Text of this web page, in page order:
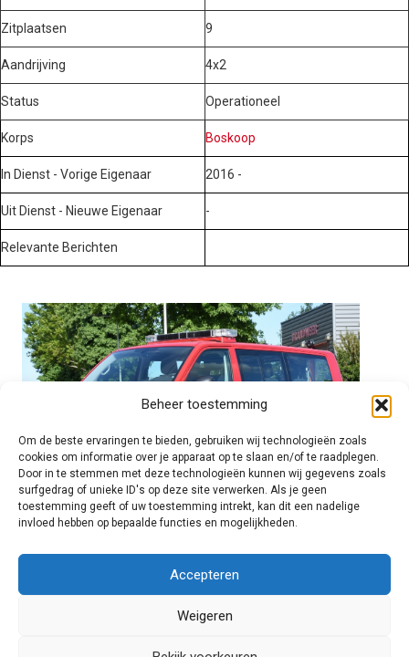
Beheer toestemming
Om de beste ervaringen te bieden, gebruiken wij technologieën zoals
cookies om informatie over je apparaat op te slaan en/of te raadplegen.
Door in te stemmen met deze technologieën kunnen wij gegevens zoals
surfgedrag of unieke ID's op deze site verwerken. Als je geen
toestemming geeft of uw toestemming intrekt, kan dit een nadelige
invloed hebben op bepaalde functies en mogelijkheden.
Accepteren
Weigeren
Zitplaatsen 9
Aandrijving 4x2
Status Operationeel
Korps Boskoop
In Dienst - Vorige Eigenaar 2016 -
Uit Dienst - Nieuwe Eigenaar -
Relevante Berichten